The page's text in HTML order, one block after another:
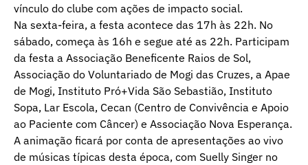
vínculo do clube com ações de impacto social.
Na sexta-feira, a festa acontece das 17h às 22h. No
sábado, começa às 16h e segue até as 22h. Participam
da festa a Associação Beneficente Raios de Sol,
Associação do Voluntariado de Mogi das Cruzes, a Apae
de Mogi, Instituto Pró+Vida São Sebastião, Instituto
Sopa, Lar Escola, Cecan (Centro de Convivência e Apoio
ao Paciente com Câncer) e Associação Nova Esperança.
A animação ficará por conta de apresentações ao vivo
de músicas típicas desta época, com Suelly Singer no